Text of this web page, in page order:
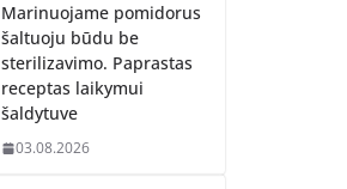
Marinuojame pomidorus
šaltuoju būdu be
sterilizavimo. Paprastas
receptas laikymui
šaldytuve
03.08.2026